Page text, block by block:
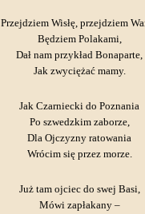
Przejdziem Wisłę, przejdziem
Będziem Polakami,
Dał nam przykład Bonaparte,
Jak zwyciężać mamy.
Jak Czarniecki do Poznania
Po szwedzkim zaborze,
Dla Ojczyzny ratowania
Wrócim się przez morze.
Już tam ojciec do swej Basi,
Mówi zapłakany –